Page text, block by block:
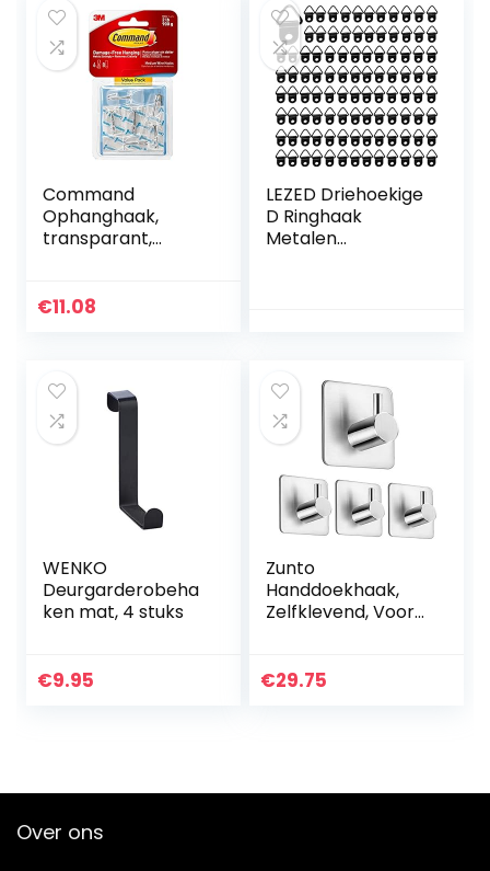
Command
Ophanghaak,
transparant,
€11.08
LEZED Driehoekige
D Ringhaak
Metalen
Hanger…
WENKO
Deurgarderobeha
ken mat, 4 stuks
€9.95
Zunto
Handdoekhaak,
Zelfklevend, Voor
€29.75
Over ons